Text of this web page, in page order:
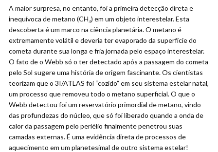
A maior surpresa, no entanto, foi a primeira detecção direta e
inequívoca de metano (CH₄) em um objeto interestelar. Esta
descoberta é um marco na ciência planetária. O metano é
extremamente volátil e deveria ter evaporado da superfície do
cometa durante sua longa e fria jornada pelo espaço interestelar.
O fato de o Webb só o ter detectado após a passagem do cometa
pelo Sol sugere uma história de origem fascinante. Os cientistas
teorizam que o 3I/ATLAS foi “cozido” em seu sistema estelar natal,
um processo que removeu todo o metano superficial. O que o
Webb detectou foi um reservatório primordial de metano, vindo
das profundezas do núcleo, que só foi liberado quando a onda de
calor da passagem pelo periélio finalmente penetrou suas
camadas externas. É uma evidência direta de processos de
aquecimento em um planetesimal de outro sistema estelar!